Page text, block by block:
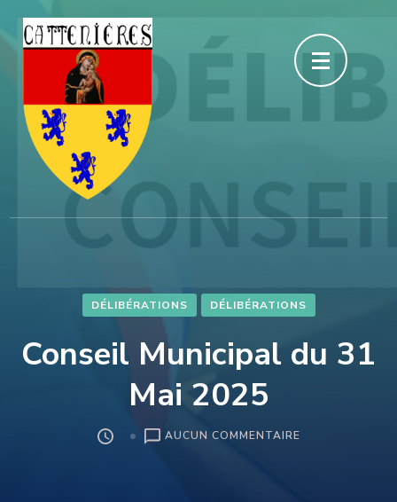
Aller
au
(Pressez
Entrée)
DÉLIBÉRATIONS DÉLIBÉRATIONS
Conseil Municipal du 31
Mai 2025
AUCUN COMMENTAIRESUR